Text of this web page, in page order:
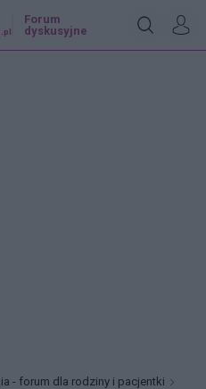
.pl
Forum
dyskusyjne
- forum dla rodziny i pacjentki